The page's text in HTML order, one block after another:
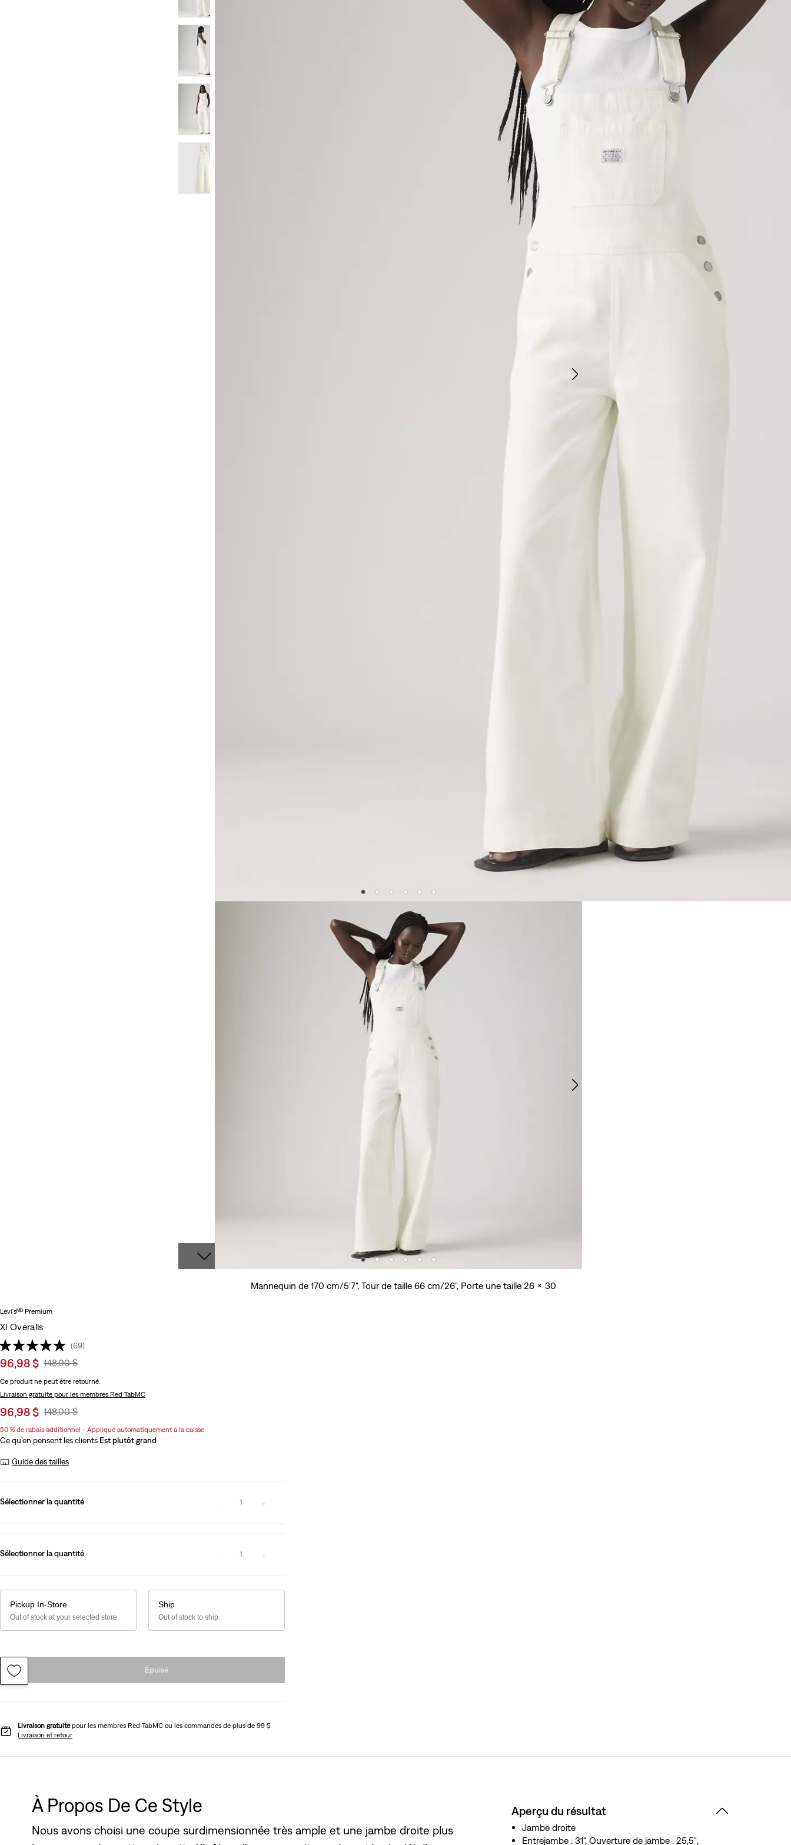
Mannequin de 170 cm/5'7", Tour de taille 66 cm/26", Porte une taille 26 x 30
Levi'sᴹᴰ Premium
Xl Overalls
(69)
Sale
is
96,98 $ Original
Was
148,00 $
Ce produit ne peut être retourné.
Livraison gratuite pour les membres Red TabMC
Sale
is
96,98 $ Original
Was
148,00 $
50 % de rabais additionnel - Appliqué automatiquement à la caisse
Ce qu’en pensent les clients Est plutôt grand
Guide des tailles
Sélectionner la quantité 1
Sélectionner la quantité 1
Pickup In-Store
Out of stock at your selected store
Ship
Out of stock to ship
Épuisé
Livraison gratuitepour les membres Red TabMC ou les commandes de plus de 99 $
Livraison et retour
À Propos De Ce Style
Nous avons choisi une coupe surdimensionnée très ample et une jambe droite plus
Aperçu du résultat
Jambe droite
Entrejambe : 31", Ouverture de jambe : 25,5″,